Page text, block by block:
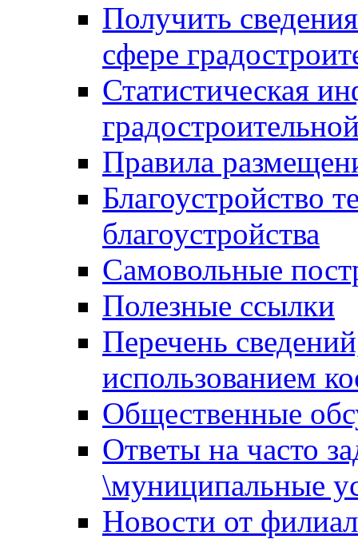
Получить
сфере
Статистическая
Правила
Благоустройство
благоустройства
Самовольные
Полезные ссылки
Перечень
использованием
Общественные
Ответы на часто
\муниципальные
Новости от